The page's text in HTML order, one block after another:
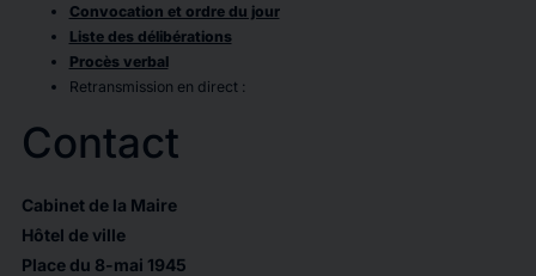
Convocation et ordre du jour
Liste des délibérations
Procès verbal
Retransmission en direct :
Contact
Cabinet de la Maire
Hôtel de ville
Place du 8-mai 1945